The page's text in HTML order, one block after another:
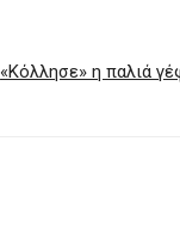
«Κόλλησε» η παλιά